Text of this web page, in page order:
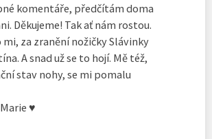
komentáře, předčítám doma
Děkujeme! Tak ať nám rostou.
za zranění nožičky Slávinky
A snad už se to hojí. Mě též,
stav nohy, se mi pomalu
♥️